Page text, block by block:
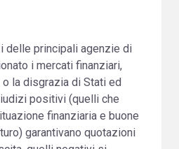
delle principali agenzie di
i mercati finanziari,
la disgrazia di Stati ed
positivi (quelli che
finanziaria e buone
garantivano quotazioni